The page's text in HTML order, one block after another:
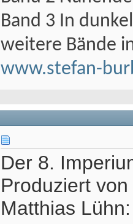
Band 3 In
weitere Bände
www.stefan-
Der 8.
Produziert
Matthias Lühn: